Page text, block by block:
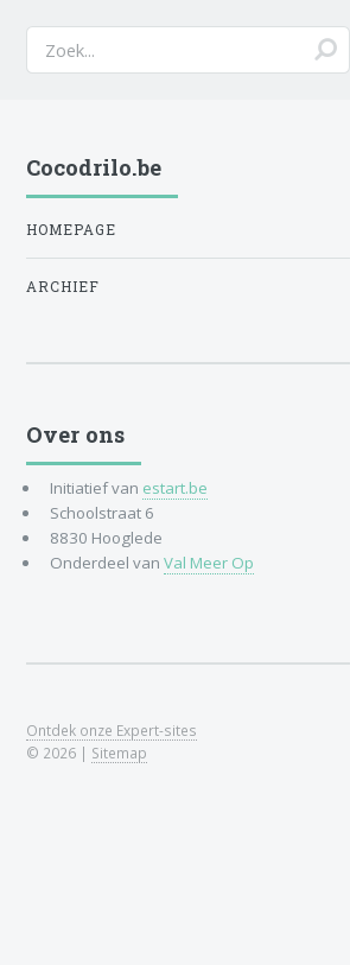
Cocodrilo.be
HOMEPAGE
ARCHIEF
Over ons
Initiatief van estart.be
Schoolstraat 6
8830 Hooglede
Onderdeel van Val Meer Op
Ontdek onze Expert-sites
© 2026 | Sitemap